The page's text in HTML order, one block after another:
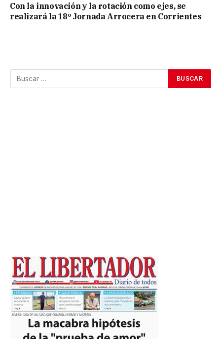
Con la innovación y la rotación como ejes, se
realizará la 18º Jornada Arrocera en Corrientes